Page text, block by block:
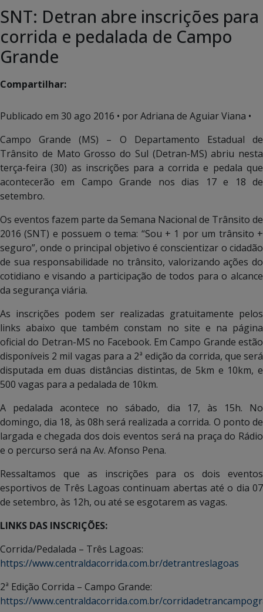
SNT: Detran abre inscrições para
corrida e pedalada de Campo
Grande
Compartilhar:
Publicado em 30 ago 2016 • por Adriana de Aguiar Viana •
Campo Grande (MS) – O Departamento Estadual de
Trânsito de Mato Grosso do Sul (Detran-MS) abriu nesta
terça-feira (30) as inscrições para a corrida e pedala que
acontecerão em Campo Grande nos dias 17 e 18 de
setembro.
Os eventos fazem parte da Semana Nacional de Trânsito de
2016 (SNT) e possuem o tema: “Sou + 1 por um trânsito +
seguro”, onde o principal objetivo é conscientizar o cidadão
de sua responsabilidade no trânsito, valorizando ações do
cotidiano e visando a participação de todos para o alcance
da segurança viária.
As inscrições podem ser realizadas gratuitamente pelos
links abaixo que também constam no site e na página
oficial do Detran-MS no Facebook. Em Campo Grande estão
disponíveis 2 mil vagas para a 2ª edição da corrida, que será
disputada em duas distâncias distintas, de 5km e 10km, e
500 vagas para a pedalada de 10km.
A pedalada acontece no sábado, dia 17, às 15h. No
domingo, dia 18, às 08h será realizada a corrida. O ponto de
largada e chegada dos dois eventos será na praça do Rádio
e o percurso será na Av. Afonso Pena.
Ressaltamos que as inscrições para os dois eventos
esportivos de Três Lagoas continuam abertas até o dia 07
de setembro, às 12h, ou até se esgotarem as vagas.
LINKS DAS INSCRIÇÕES:
Corrida/Pedalada – Três Lagoas:
https://www.centraldacorrida.com.br/detrantreslagoas
2ª Edição Corrida – Campo Grande:
https://www.centraldacorrida.com.br/